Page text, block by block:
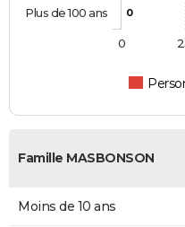
0
Plus de 100 ans
0
Famille MASBONSON
Moins de 10 ans